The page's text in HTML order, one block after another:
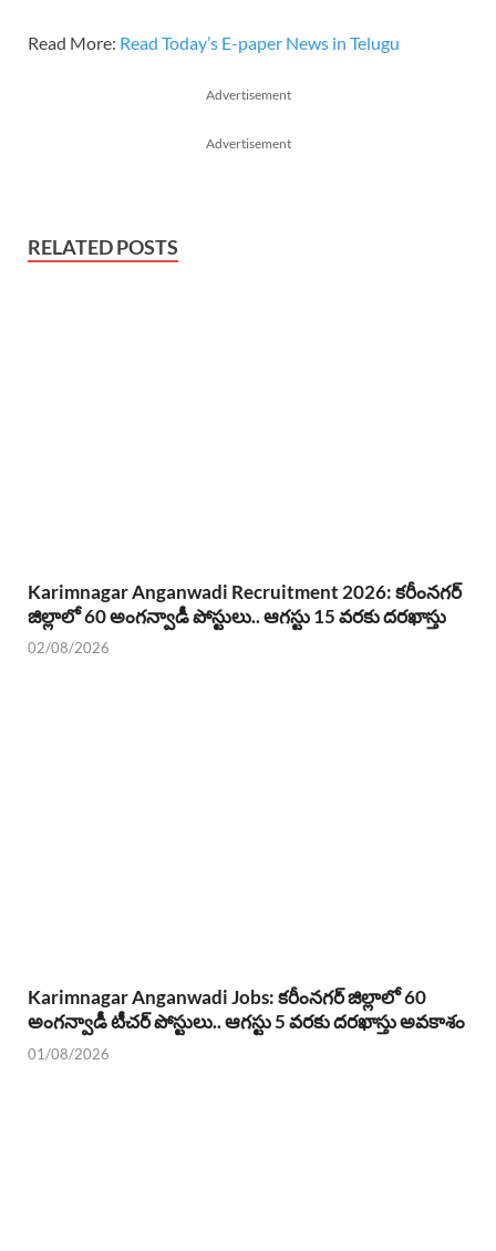
Read More: Read Today’s E-paper News in Telugu
Advertisement
Advertisement
RELATED POSTS
Karimnagar Anganwadi Recruitment 2026: కరీంనగర్
జిల్లాలో 60 అంగన్వాడీ పోస్టులు.. ఆగస్టు 15 వరకు దరఖాస్తు
02/08/2026
Karimnagar Anganwadi Jobs: కరీంనగర్ జిల్లాలో 60
అంగన్వాడీ టీచర్ పోస్టులు.. ఆగస్టు 5 వరకు దరఖాస్తు అవకాశం
01/08/2026